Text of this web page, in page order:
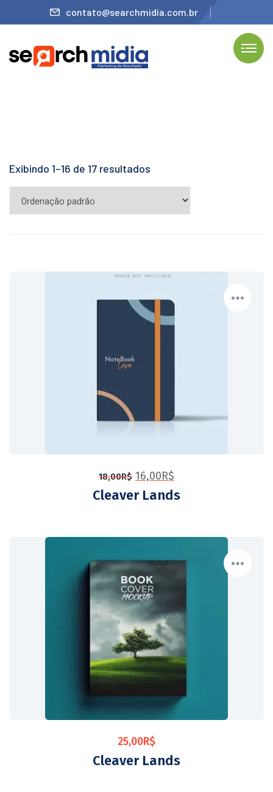
contato@searchmidia.com.br
Exibindo 1–16 de 17 resultados
18,00R$ 16,00R$
Cleaver Lands
25,00R$
Cleaver Lands